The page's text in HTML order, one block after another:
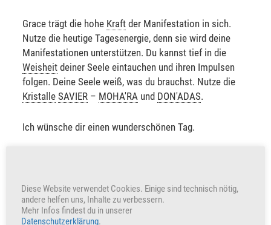
Grace trägt die hohe Kraft der Manifestation in sich.
Nutze die heutige Tagesenergie, denn sie wird deine
Manifestationen unterstützen. Du kannst tief in die
Weisheit deiner Seele eintauchen und ihren Impulsen
folgen. Deine Seele weiß, was du brauchst. Nutze die
Kristalle SAVIER – MOHA'RA und DON'ADAS.
Ich wünsche dir einen wunderschönen Tag.
+250 Herzen freuen auch uns
Diese Website verwendet Cookies. Einige sind technisch nötig,
andere helfen uns, Inhalte zu verbessern.
Mehr Infos findest du in unserer
Datenschutzerklärung.